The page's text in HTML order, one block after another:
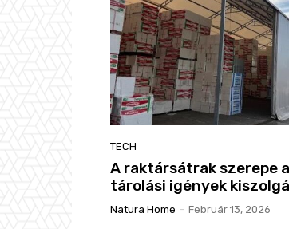
TECH
A raktársátrak szerepe
tárolási igények
Natura Home - Február 13, 2026